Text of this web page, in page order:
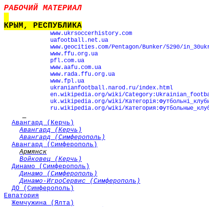
РАБОЧИЙ МАТЕРИАЛ
КРЫМ, РЕСПУБЛИКА
www. ukrsoccerhistory.com
uafootball. net . ua
www.geocities.com/Pentagon/Bunker/5290/in_30
www.ffu.org.ua
pfl.com.ua
www.aafu.com.ua
www.rada.ffu.org.ua
www.fpl.ua
ukranianfootball.narod.ru/index.html
en.wikipedia.org/wiki/
uk.wikipedia.org/wiki/Категорія :Футбольні_
ru.wikipedia.org/wiki/
Авангард (Керчь)
Авангард (Керчь)
Авангард (Симферополь)
Авангард (Симферополь)
Армянск
Войковец (Керчь)
Динамо (Симферополь)
Динамо (Симферополь)
Динамо-ИгроСервис (Симферополь)
ДО (Симферополь)
Евпатория
Жемчужина (Ялта)